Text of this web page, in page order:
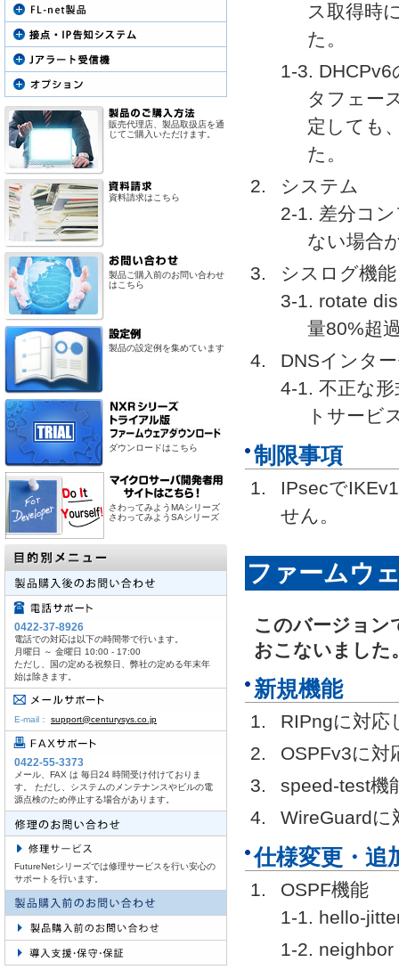
ス取得時
た。
1-3.
タフェー
定しても
た。
システム
2-1. 差分コ
ない場合
シスログ機能
3-1. rotate
量80%超
DNSインタ
4-1. 不正な
トサービ
制限事項
IPsecで
せん。
ファームウ
このバージョン
おこないました
新規機能
RIPngに対応
OSPFv3に対
speed-test機
WireGuardに
仕様変更・追
OSPF機能
1-1. hello-
1-2.
販売代理店、製品取扱店を通
じてご購入いただけます。
資料請求はこちら
製品ご購入前のお問い合わせ
はこちら
製品の設定例を集めています
ダウンロードはこちら
さわってみようMAシリーズ
さわってみようSAシリーズ
0422-37-8926
電話での対応は以下の時間帯で行います。
月曜日 ～ 金曜日 10:00 - 17:00
ただし、国の定める祝祭日、弊社の定める年末年
始は除きます。
E-mail： support@centurysys.co.jp
0422-55-3373
メール、FAX は 毎日24 時間受け付けておりま
す。 ただし、システムのメンテナンスやビルの電
源点検のため停止する場合があります。
FutureNetシリーズでは修理サービスを行い安心の
サポートを行います。